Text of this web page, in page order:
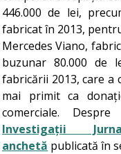
446.000 de lei,
fabricat în 2013,
Mercedes Viano,
buzunar 80.000 de
fabricării 2013, care a
mai primit ca
comerciale.
Investigații
anchetă publicată în